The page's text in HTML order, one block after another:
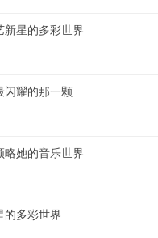
星的多彩世界
闪耀的那一颗
她的音乐世界
的多彩世界